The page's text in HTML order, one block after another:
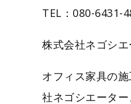
TEL：080-6431-
株式会社ネゴシ
オフィス家具の
社ネゴシエーター